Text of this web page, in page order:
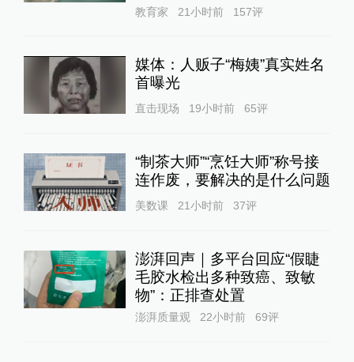
教育家 21小时前 157评
媒体：人贩子“梅姨”真实姓名
首曝光
直击现场 19小时前 65评
“制茶大师”“烹饪大师”称号接
连作废，要解决的是什么问题
美数课 21小时前 37评
澎湃回声｜多平台回应“假睫
毛胶水检出多种致癌、致敏
物”：正排查处置
澎湃质量观 22小时前 69评